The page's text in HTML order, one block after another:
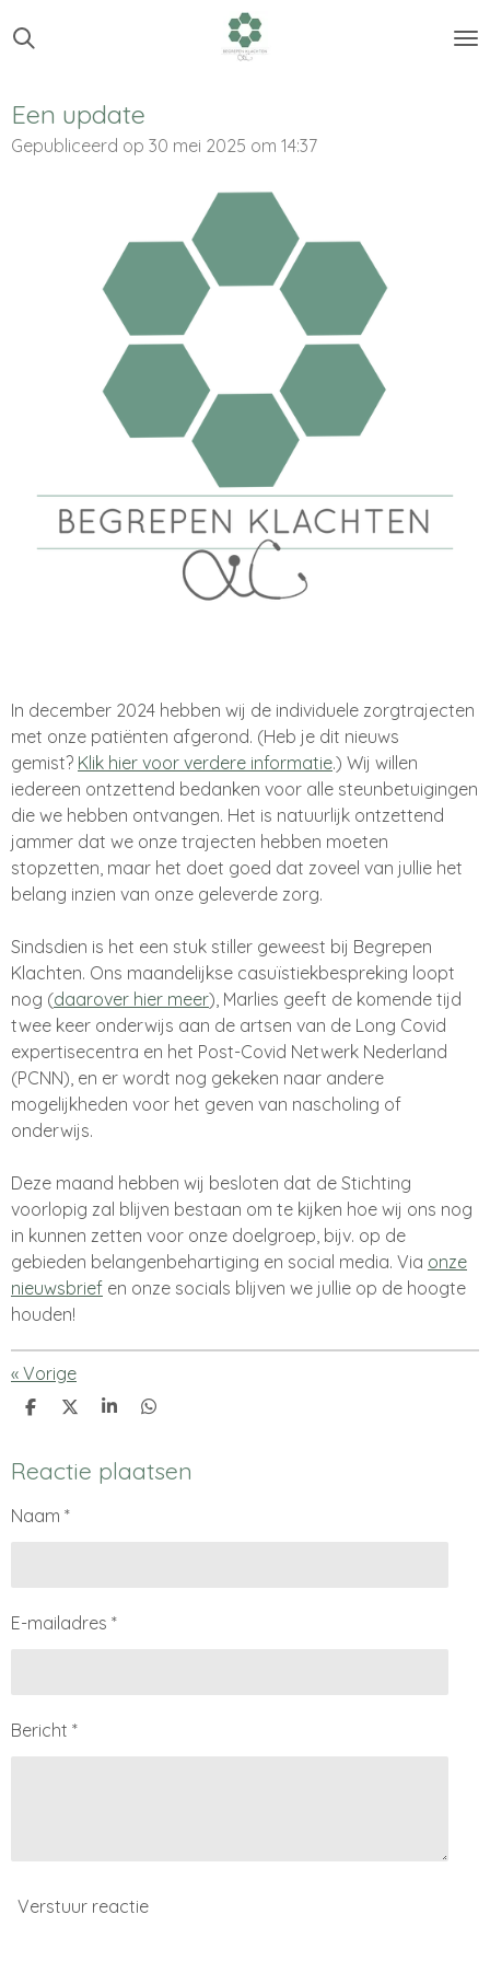
direct
hoofdinhoud
Een update
Gepubliceerd op 30 mei 2025 om 14:37
In december 2024 hebben wij de individuele zorgtrajecten
met onze patiënten afgerond. (Heb je dit nieuws
gemist? Klik hier voor verdere informatie.) Wij willen
iedereen ontzettend bedanken voor alle steunbetuigingen
die we hebben ontvangen. Het is natuurlijk ontzettend
jammer dat we onze trajecten hebben moeten
stopzetten, maar het doet goed dat zoveel van jullie het
belang inzien van onze geleverde zorg.
Sindsdien is het een stuk stiller geweest bij Begrepen
Klachten. Ons maandelijkse casuïstiekbespreking loopt
nog (daarover hier meer), Marlies geeft de komende tijd
twee keer onderwijs aan de artsen van de Long Covid
expertisecentra en het Post-Covid Netwerk Nederland
(PCNN), en er wordt nog gekeken naar andere
mogelijkheden voor het geven van nascholing of
onderwijs.
Deze maand hebben wij besloten dat de Stichting
voorlopig zal blijven bestaan om te kijken hoe wij ons nog
in kunnen zetten voor onze doelgroep, bijv. op de
gebieden belangenbehartiging en social media. Via onze
nieuwsbrief en onze socials blijven we jullie op de hoogte
houden!
« Vorige
D
e
n
D
l
S
r
e
D
e
n
Reactie plaatsen
Naam *
E-mailadres *
Bericht *
Verstuur reactie